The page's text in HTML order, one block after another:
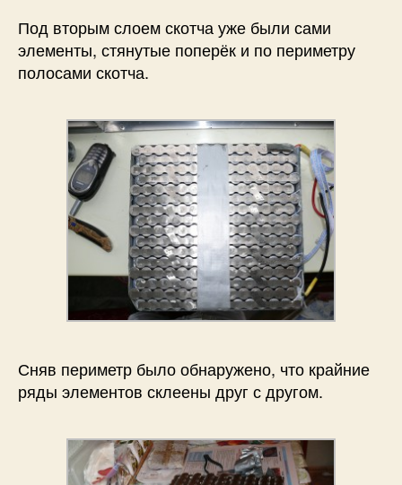
Под вторым слоем скотча уже были сами
элементы, стянутые поперёк и по периметру
полосами скотча.
Сняв периметр было обнаружено, что крайние
ряды элементов склеены друг с другом.